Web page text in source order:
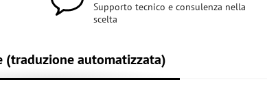
Supporto tecnico e consulenza nella
scelta
(traduzione automatizzata)